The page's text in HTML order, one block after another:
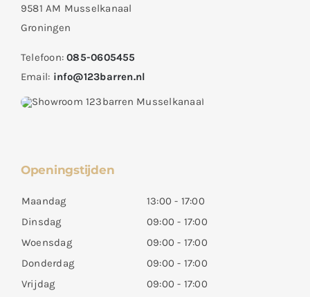
9581 AM Musselkanaal
Groningen
Telefoon:085-0605455
Email: info@123barren.nl
Openingstijden
Maandag
13:00 - 17:00
Dinsdag
09:00 - 17:00
Woensdag
09:00 - 17:00
Donderdag
09:00 - 17:00
Vrijdag
09:00 - 17:00